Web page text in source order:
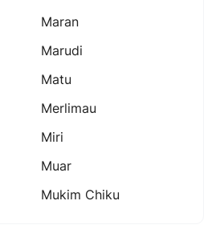
Maran
Marudi
Matu
Merlimau
Miri
Muar
Mukim Chiku